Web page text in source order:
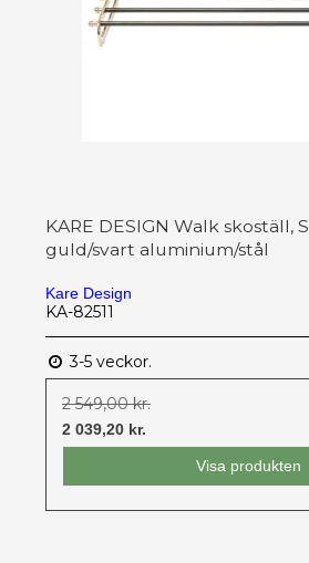
KARE DESIGN Walk skoställ,
guld/svart aluminium/stål
Kare Design
KA-82511
3-5 veckor.
2 549,00 kr.
2 039,20 kr.
Visa produkten